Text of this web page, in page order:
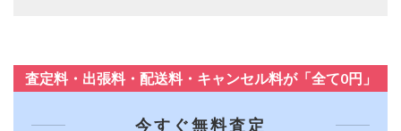
査定料・出張料・配送料・キャンセル料が「全て0円」
今すぐ無料査定